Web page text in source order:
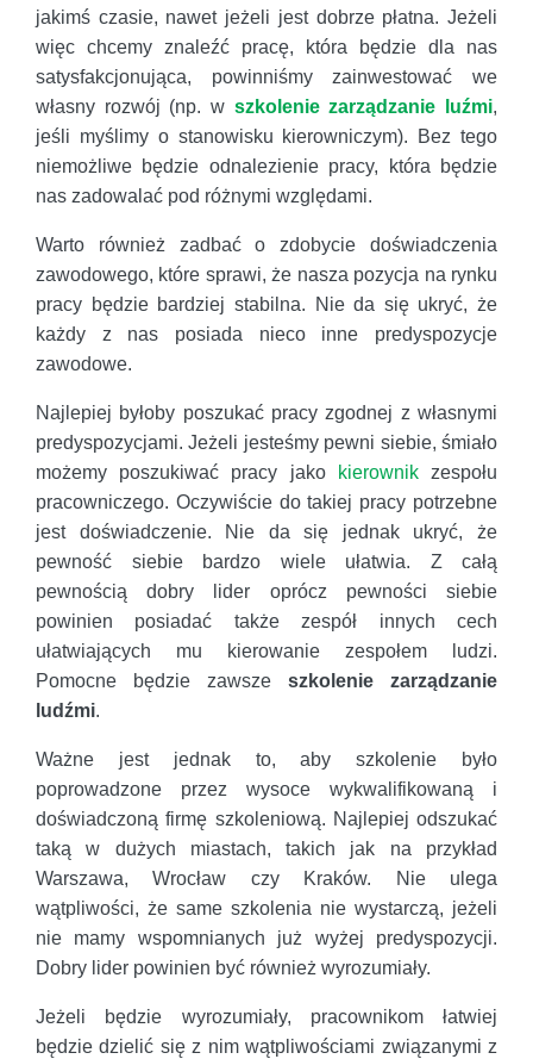
jakimś czasie, nawet jeżeli jest dobrze płatna. Jeżeli
więc chcemy znaleźć pracę, która będzie dla nas
satysfakcjonująca, powinniśmy zainwestować we
własny rozwój (np. w szkolenie zarządzanie luźmi,
jeśli myślimy o stanowisku kierowniczym). Bez tego
niemożliwe będzie odnalezienie pracy, która będzie
nas zadowalać pod różnymi względami.
Warto również zadbać o zdobycie doświadczenia
zawodowego, które sprawi, że nasza pozycja na rynku
pracy będzie bardziej stabilna. Nie da się ukryć, że
każdy z nas posiada nieco inne predyspozycje
zawodowe.
Najlepiej byłoby poszukać pracy zgodnej z własnymi
predyspozycjami. Jeżeli jesteśmy pewni siebie, śmiało
możemy poszukiwać pracy jako
kierownikzespołu
pracowniczego. Oczywiście do takiej pracy potrzebne
jest doświadczenie. Nie da się jednak ukryć, że
pewność siebie bardzo wiele ułatwia. Z całą
pewnością dobry lider oprócz pewności siebie
powinien posiadać także zespół innych cech
ułatwiających mu kierowanie zespołem ludzi.
Pomocne będzie zawsze szkolenie zarządzanie
ludźmi.
Ważne jest jednak to, aby szkolenie było
poprowadzone przez wysoce wykwalifikowaną i
doświadczoną firmę szkoleniową. Najlepiej odszukać
taką w dużych miastach, takich jak na przykład
Warszawa, Wrocław czy Kraków. Nie ulega
wątpliwości, że same szkolenia nie wystarczą, jeżeli
nie mamy wspomnianych już wyżej predyspozycji.
Dobry lider powinien być również wyrozumiały.
Jeżeli będzie wyrozumiały, pracownikom łatwiej
będzie dzielić się z nim wątpliwościami związanymi z